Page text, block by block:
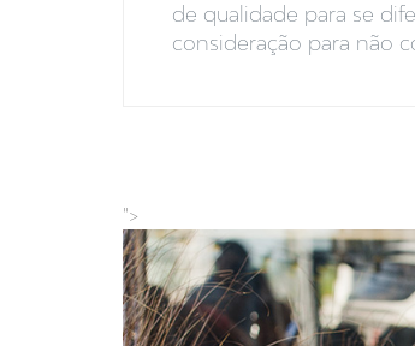
de qualidade para se
consideração para não
">